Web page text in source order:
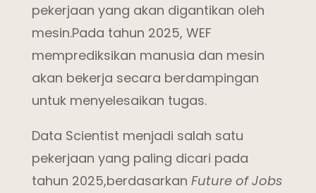
pekerjaan yang akan digantikan oleh
mesin.Pada tahun 2025, WEF
memprediksikan manusia dan mesin
akan bekerja secara berdampingan
untuk menyelesaikan tugas.
Data Scientist menjadi salah satu
pekerjaan yang paling dicari pada
tahun 2025,berdasarkan Future of Jobs